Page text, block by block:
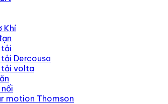
Khí
tải
tải Dercousa
tải volta
motion Thomson